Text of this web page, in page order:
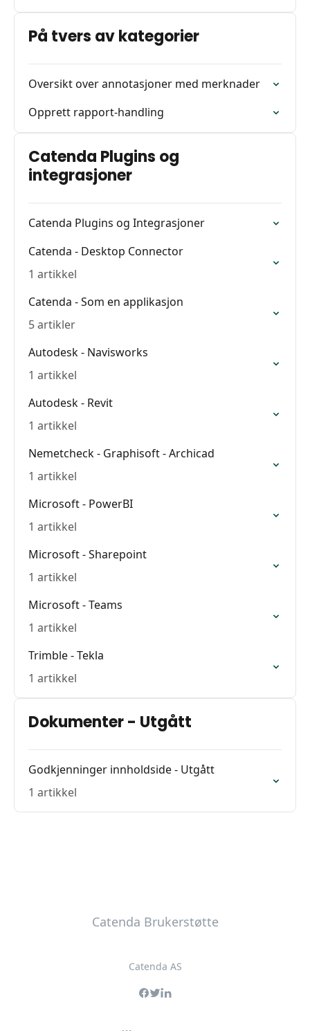
På tvers av kategorier
Oversikt over annotasjoner med merknader
Opprett rapport-handling
Catenda Plugins og
integrasjoner
Catenda Plugins og Integrasjoner
Catenda - Desktop Connector
1 artikkel
Catenda - Som en applikasjon
5 artikler
Autodesk - Navisworks
1 artikkel
Autodesk - Revit
1 artikkel
Nemetcheck - Graphisoft - Archicad
1 artikkel
Microsoft - PowerBI
1 artikkel
Microsoft - Sharepoint
1 artikkel
Microsoft - Teams
1 artikkel
Trimble - Tekla
1 artikkel
Dokumenter - Utgått
Godkjenninger innholdside - Utgått
1 artikkel
Catenda Brukerstøtte
Catenda AS